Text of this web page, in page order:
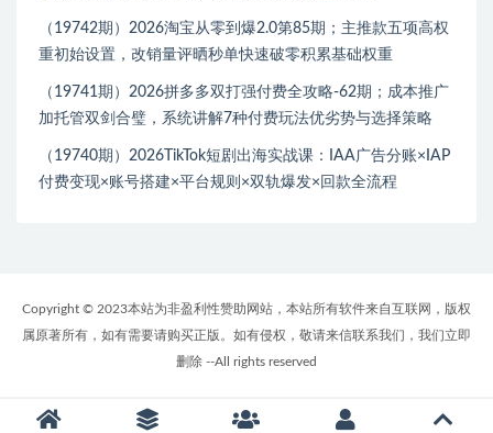
（19742期）2026淘宝从零到爆2.0第85期；主推款五项高权
重初始设置，改销量评晒秒单快速破零积累基础权重
（19741期）2026拼多多双打强付费全攻略-62期；成本推广
加托管双剑合璧，系统讲解7种付费玩法优劣势与选择策略
（19740期）2026TikTok短剧出海实战课：IAA广告分账×IAP
付费变现×账号搭建×平台规则×双轨爆发×回款全流程
Copyright © 2023本站为非盈利性赞助网站，本站所有软件来自互联网，版权
属原著所有，如有需要请购买正版。如有侵权，敬请来信联系我们，我们立即
删除 --All rights reserved